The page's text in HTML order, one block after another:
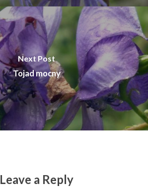
Next Post
Tojad mocny
Leave a Reply